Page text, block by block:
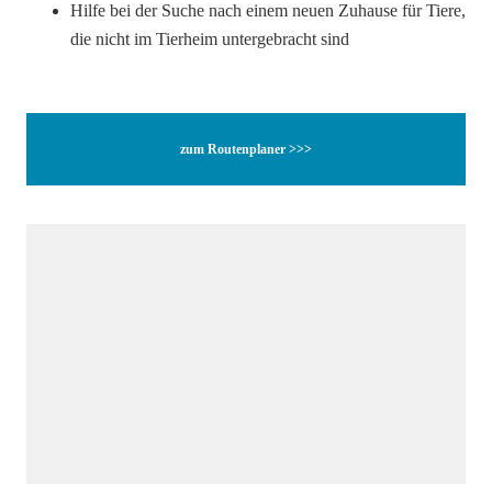
Hilfe bei der Suche nach einem neuen Zuhause für Tiere,
die nicht im Tierheim untergebracht sind
zum Routenplaner >>>